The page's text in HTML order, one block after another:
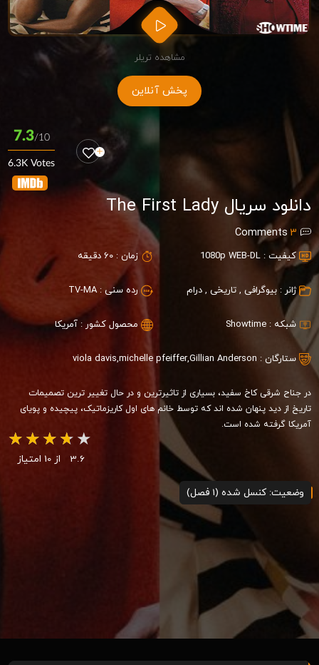
مشاهده تریلر
پخش آنلاین
7.3/10
6.3K Votes
دانلود سریال The First Lady
3
Comments
کیفیت : 1080p WEB-DL زمان : 60 دقیقه
ژانر : بیوگرافی ,تاریخی ,درام رده سنی : TV-MA
شبکه : Showtime محصول کشور : آمریکا
ستارگان : viola davis,michelle pfeiffer,Gillian Anderson
در جناح شرقی کاخ سفید، بسیاری از تاثیرترین و در حال تغییر ترین تصمیمات
تاریخ از دید پنهان شده اند که توسط خانم های اول کاریزماتیک، پیچیده و پویای
آمریکا گرفته شده است.
3.6 از 10 امتیاز
وضعیت: کنسل شده (1 فصل)